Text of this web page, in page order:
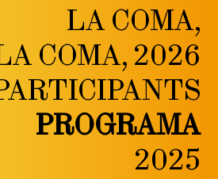
LA COMA,
COMA, 2026
PROGRAMA
2025